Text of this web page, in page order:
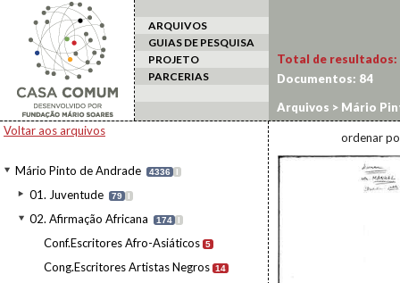
ARQUIVOS
GUIAS DE PESQUISA
PROJETO
PARCERIAS
Voltar aos arquivos
Mário Pinto de Andrade 4336 I
01. Juventude 79 I
02. Afirmação Africana 174 I
Conf.Escritores Afro-Asiáticos 5
Cong.Escritores Artistas Negros 14
Total de resultados:
Documentos: 84
Arquivos > Mário
ordenar